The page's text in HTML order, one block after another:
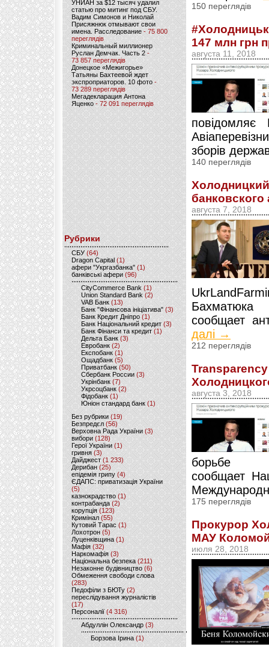
УНИАН за $12 тысяч удалил
статью про митинг под СБУ.
Вадим Симонов и Николай
Присяжнюк отмывают свои
имена. Расследование - 75 800
переглядів
Криминальный миллионер
Руслан Демчак. Часть 2-
73 857 переглядів
Донецкое «Межигорье»
Татьяны Бахтеевой ждет
экспроприаторов. 10 фото -
73 289 переглядів
Мегадекларация Антона
Яценко - 72 091 переглядів
Рубрики
CБУ (64)
Dragon Capital (1)
афери "Укргазбанка" (1)
банківські афери (96)
CityCommerce Bank (1)
Union Standard Bank (2)
VAB Банк (13)
Банк "Фінансова ініціатива" (3)
Банк Кредит Дніпро (1)
Банк Національний кредит (3)
Банк Фінанси та кредит (1)
Дельта Банк (3)
Евробанк(2)
Експобанк (1)
Ощадбанк(5)
Приватбанк (50)
Сбербанк России (3)
Укрінбанк(7)
Укрсоцбанк (2)
Фідобанк (1)
Юніон стандард банк(1)
Без рубрики (19)
Безпредєл(56)
Верховна Рада України (3)
вибори(128)
Герої України(1)
гривня (3)
Дайджест (1 233)
Дерибан (25)
епідемія грипу (4)
ЄДАПС: приватизація України
(5)
казнокрадство (1)
контрабанда (2)
корупція (123)
Кримінал (55)
Кутовий Тарас (1)
Лохотрон(5)
Луценківщина (1)
Мафія (32)
Наркомафія (3)
Національна безпека (211)
Незаконне будівництво(6)
Обмеження свободи слова
(283)
Педофіли з БЮТу (2)
переслідування журналістів
(17)
Персоналії (4 316)
Абдуллін Олександр (3)
Борзова Ірина(1)
150 переглядів
147 млн грн
августа 11, 2018
повідомляє
зборів
140 переглядів
августа 7, 2018
Бахматюка
сообщает
далі →
212 переглядів
августа 3, 2018
борьбе
сообщает
175 переглядів
Прокурор
МАУ
июля 28, 2018